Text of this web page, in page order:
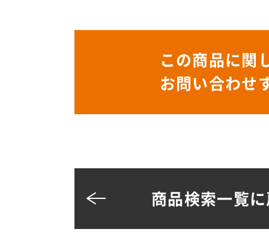
この商品に関
お問い合わせ
商品検索一覧